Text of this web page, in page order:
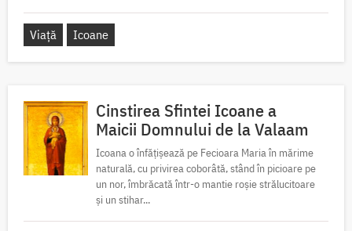
Viață Icoane
Cinstirea Sfintei Icoane a
Maicii Domnului de la Valaam
Icoana o înfățișează pe Fecioara Maria în mărime
naturală, cu privirea coborâtă, stând în picioare pe
un nor, îmbrăcată într-o mantie roșie strălucitoare
și un stihar...